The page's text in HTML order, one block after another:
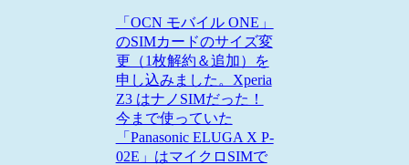
「OCN モバイル ONE」
のSIMカードのサイズ変
更（1枚解約＆追加）を
申し込みました。Xperia
Z3 はナノSIMだった！
今まで使っていた
「Panasonic ELUGA X P-
02E」はマイクロSIMで